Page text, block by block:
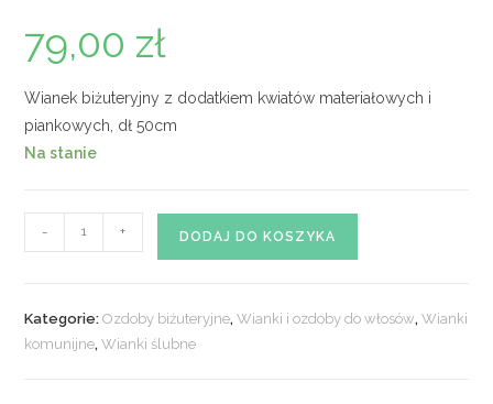
79,00 zł
Wianek biżuteryjny z dodatkiem kwiatów materiałowych i
piankowych, dł 50cm
Na stanie
Wianek
nr.
- + DODAJ DO KOSZYKA
Kategorie:Ozdoby biżuteryjne,Wianki i ozdoby do włosów,Wianki
komunijne,Wianki ślubne